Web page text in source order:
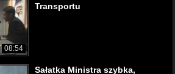
08:54
Transportu
Sałatka Ministra szybka,